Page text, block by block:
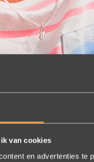
van cookies
en advertenties te